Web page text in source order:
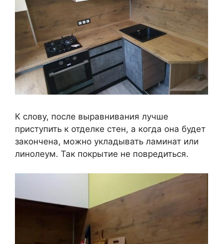
К слову, после выравнивания лучше
приступить к отделке стен, а когда она будет
закончена, можно укладывать ламинат или
линолеум. Так покрытие не повредиться.